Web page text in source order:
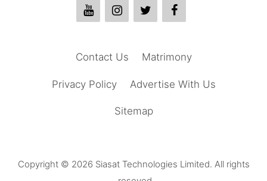
Matrimony
Contact Us
Advertise With Us
Privacy Policy
Sitemap
Copyright © 2026 Siasat Technologies Limited. All rights